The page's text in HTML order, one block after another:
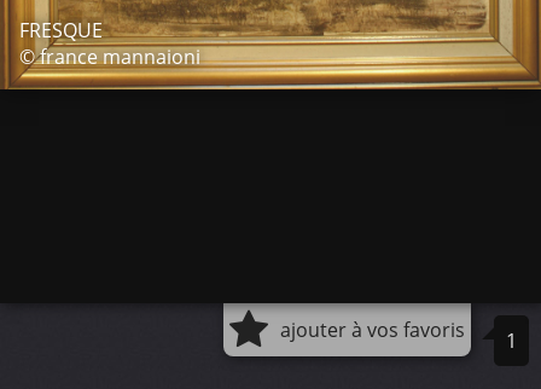
FRESQUE
© france mannaioni
ajouter à vos favoris 1